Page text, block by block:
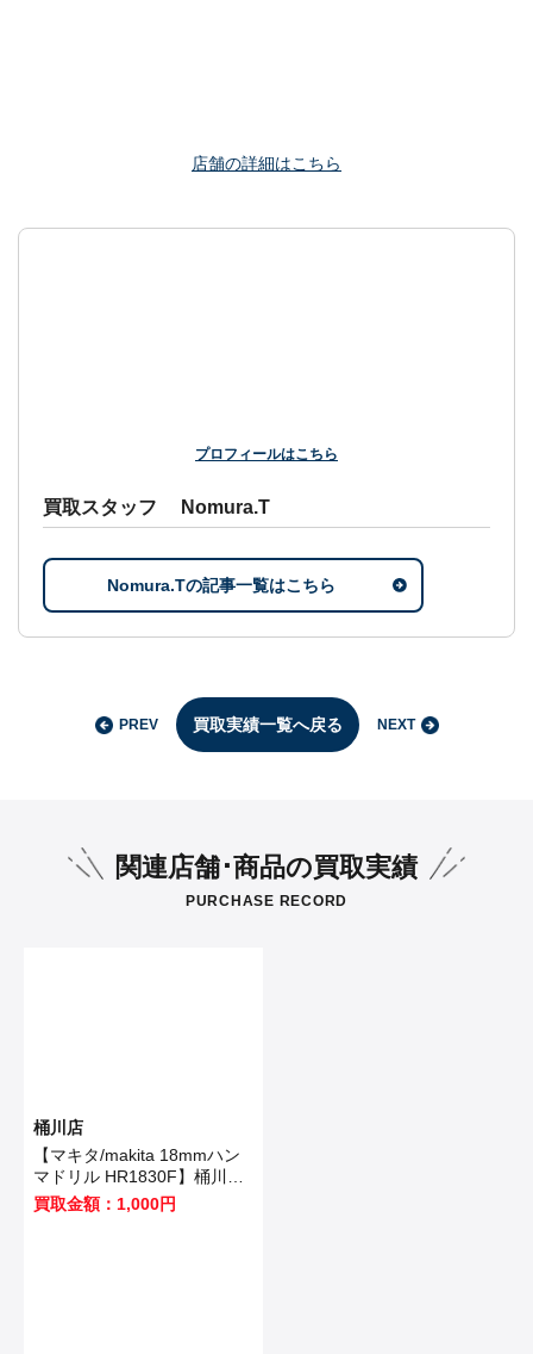
店舗の詳細はこちら
プロフィールはこちら
買取スタッフ Nomura.T
Nomura.Tの記事一覧はこちら
PREV 買取実績一覧へ戻る NEXT
関連店舗･商品の買取実績
PURCHASE RECORD
桶川店
【マキタ/makita 18mmハン
マドリル HR1830F】桶川市
のお客様から買取いたしまし
買取金額：1,000円